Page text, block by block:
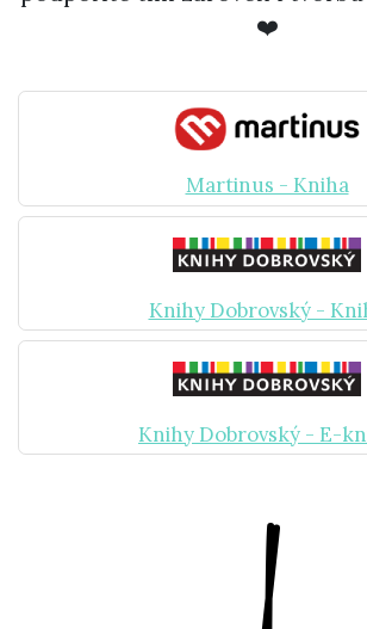
❤️
Martinus - Kniha
Knihy Dobrovský -
Knihy Dobrovský - E-